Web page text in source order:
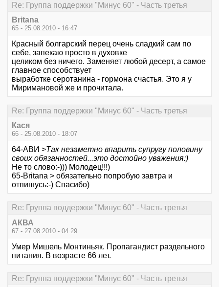
Re: Группа поддержки "Минус 60" - Часть третья
Britana
65 - 25.08.2010 - 16:47
Красный болгарский перец очень сладкий сам по
себе, запекаю просто в духовке
целиком без ничего. Заменяет любой десерт, а самое
главное способствует
выработке серотанина - гормона счастья. Это я у
Миримановой же и прочитала.
Re: Группа поддержки "Минус 60" - Часть третья
Кася
66 - 25.08.2010 - 18:07
64-АВИ >Так незаметно впарить супругу половину
своих обязанностей...это достойно уважения:)
Не то слово:-))) Молодец!!!)
65-Britana > обязательно попробую завтра и
отпишусь:-) Спасибо)
Re: Группа поддержки "Минус 60" - Часть третья
АКВА
67 - 27.08.2010 - 04:29
Умер Мишель Монтиньяк. Пропагандист раздельного
питания. В возрасте 66 лет.
Re: Группа поддержки "Минус 60" - Часть третья